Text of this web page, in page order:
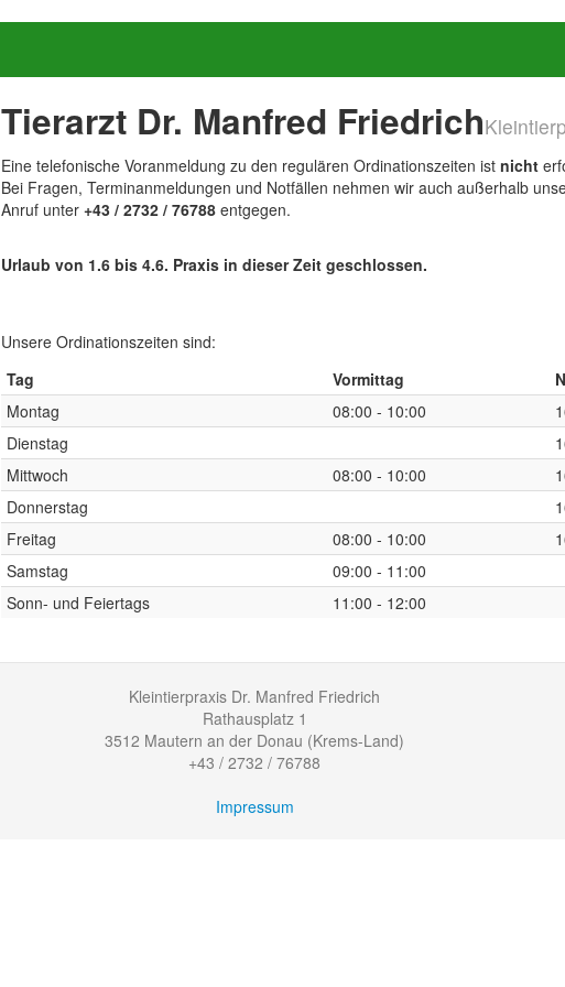
Tierarzt Dr. Manfred Friedrich
Eine telefonische Voranmeldung zu den regulären Ordinationszeiten ist nicht
Bei Fragen, Terminanmeldungen und Notfällen nehmen wir auch außerhalb
Anruf unter +43 / 2732 / 76788 entgegen.
Urlaub von 1.6 bis 4.6. Praxis in dieser Zeit geschlossen.
Unsere Ordinationszeiten sind:
Tag
Vormittag
Montag
08:00 - 10:00
Dienstag
Mittwoch
08:00 - 10:00
Donnerstag
Freitag
08:00 - 10:00
Samstag
09:00 - 11:00
Sonn- und Feiertags
11:00 - 12:00
Kleintierpraxis Dr. Manfred Friedrich
Rathausplatz 1
3512 Mautern an der Donau (Krems-Land)
+43 / 2732 / 76788
Impressum